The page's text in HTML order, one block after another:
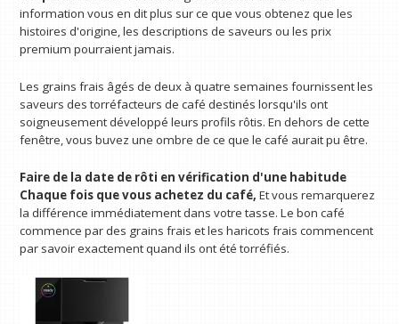
information vous en dit plus sur ce que vous obtenez que les
histoires d'origine, les descriptions de saveurs ou les prix
premium pourraient jamais.
Les grains frais âgés de deux à quatre semaines fournissent les
saveurs des torréfacteurs de café destinés lorsqu'ils ont
soigneusement développé leurs profils rôtis. En dehors de cette
fenêtre, vous buvez une ombre de ce que le café aurait pu être.
Faire de la date de rôti en vérification d'une habitude
Chaque fois que vous achetez du café, Et vous remarquerez
la différence immédiatement dans votre tasse. Le bon café
commence par des grains frais et les haricots frais commencent
par savoir exactement quand ils ont été torréfiés.